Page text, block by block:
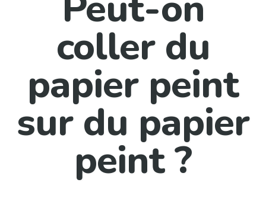
coller du
papier peint
sur du papier
peint ?